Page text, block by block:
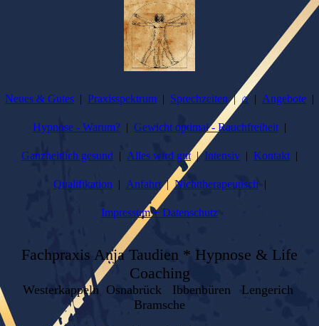
Neues & Gutes Praxisspektrum Sprechzeiten ⌂ Angebote
Hypnose - Warum? Gewicht optimal - Rauchfreiheit
Ganzheitlich gesund Alles wird gut Intensiv Kontakt
Qualifikation Anfahrt Nichttherapeutisch
Impressum + Datenschutz
Fachpraxis Anja Taudien * Hypnose & Life
Coaching
Westerkappeln Osnabrück Ibbenbüren Lengerich
Bramsche